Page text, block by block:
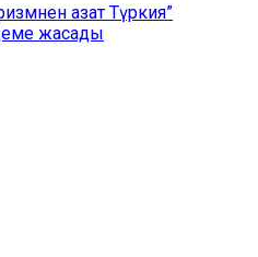
азат Түркия”
жасады